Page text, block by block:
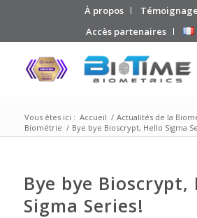
À propos
Accès partenaires
Vous êtes ici : Accueil / Actualités de la
Biométrie / Bye bye Bioscrypt, Hello Sigma
Bye bye Bioscrypt,
Sigma Series!